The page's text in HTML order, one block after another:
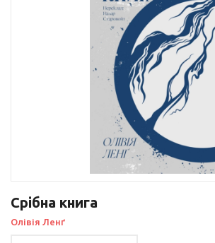
Срібна книга
Олівія Ленґ